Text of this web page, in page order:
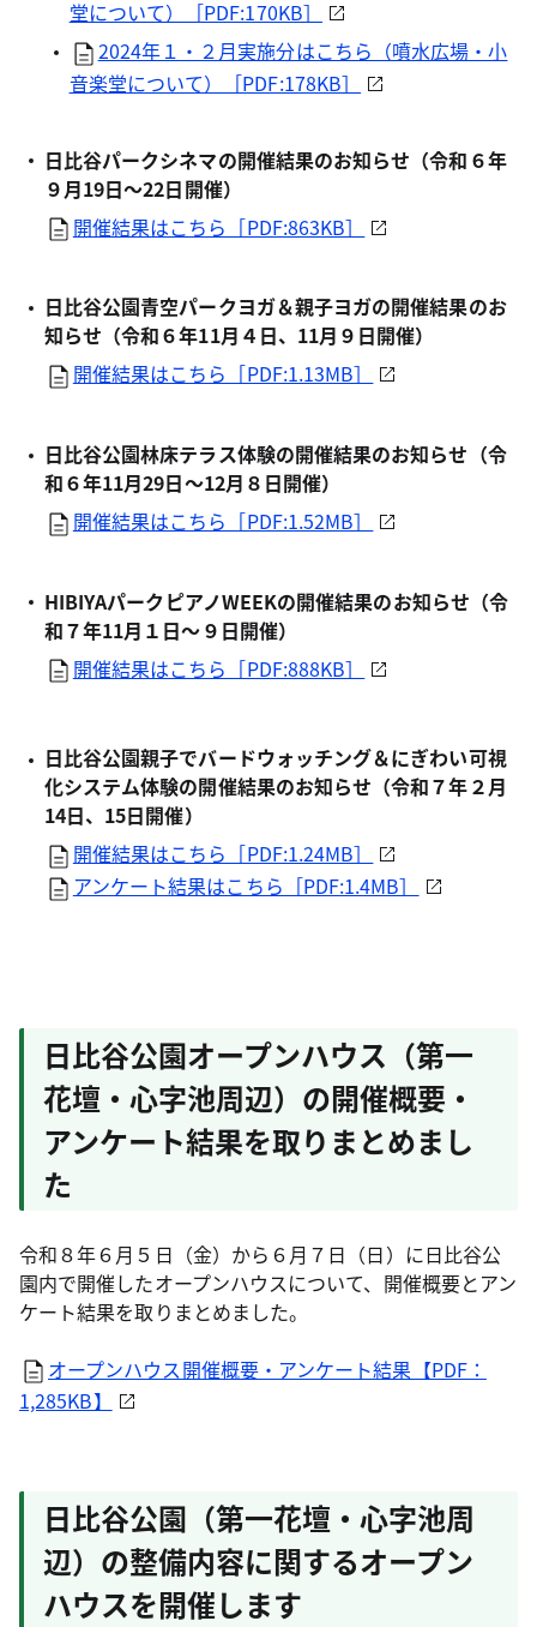
堂について）［PDF:170KB］
2024年１・２月実施分はこちら（噴水広場・小
音楽堂について）［PDF:178KB］
日比谷パークシネマの開催結果のお知らせ（令和６年
９月19日～22日開催）
開催結果はこちら［PDF:863KB］
日比谷公園青空パークヨガ＆親子ヨガの開催結果のお
知らせ（令和６年11月４日、11月９日開催）
開催結果はこちら［PDF:1.13MB］
日比谷公園林床テラス体験の開催結果のお知らせ（令
和６年11月29日～12月８日開催）
開催結果はこちら［PDF:1.52MB］
HIBIYAパークピアノWEEKの開催結果のお知らせ（令
和７年11月１日～９日開催）
開催結果はこちら［PDF:888KB］
日比谷公園親子でバードウォッチング＆にぎわい可視
化システム体験の開催結果のお知らせ（令和７年２月
14日、15日開催）
開催結果はこちら［PDF:1.24MB］
アンケート結果はこちら［PDF:1.4MB］
日比谷公園オープンハウス（第一
花壇・心字池周辺）の開催概要・
アンケート結果を取りまとめまし
た
令和８年６月５日（金）から６月７日（日）に日比谷公
園内で開催したオープンハウスについて、開催概要とアン
ケート結果を取りまとめました。
オープンハウス開催概要・アンケート結果【PDF：
1,285KB】
日比谷公園（第一花壇・心字池周
辺）の整備内容に関するオープン
ハウスを開催します